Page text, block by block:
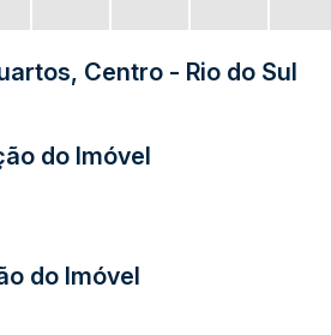
Centro - Rio do Sul
do Imóvel
do Imóvel